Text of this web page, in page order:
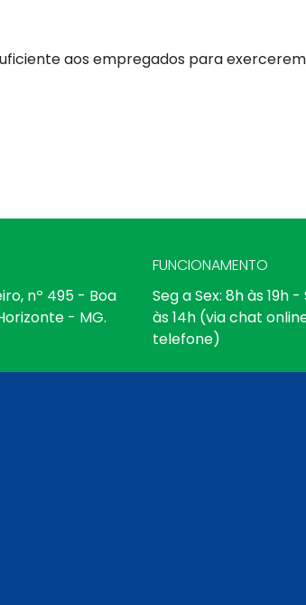
aos empregados para
nº 495 - Boa
- MG.
FUNCIONAMENTO
Seg a Sex: 8h às 19h -
às 14h (via chat
telefone)